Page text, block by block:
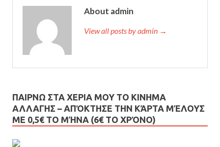
About admin
View all posts by admin →
ΠΑΙΡΝΩ ΣΤΑ ΧΕΡΙΑ ΜΟΥ ΤΟ ΚΙΝΗΜΑ
ΑΛΛΑΓΗΣ – AΠΌΚΤΗΣΕ ΤΗΝ ΚΆΡΤΑ ΜΈΛΟΥΣ
ΜΕ 0,5€ ΤΟ ΜΉΝΑ (6€ ΤΟ ΧΡΌΝΟ)